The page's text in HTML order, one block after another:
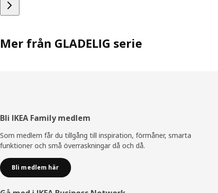
Mer från GLADELIG serie
Sidfot
Bli IKEA Family medlem
Som medlem får du tillgång till inspiration, förmåner, smarta
funktioner och små överraskningar då och då.
Bli medlem här